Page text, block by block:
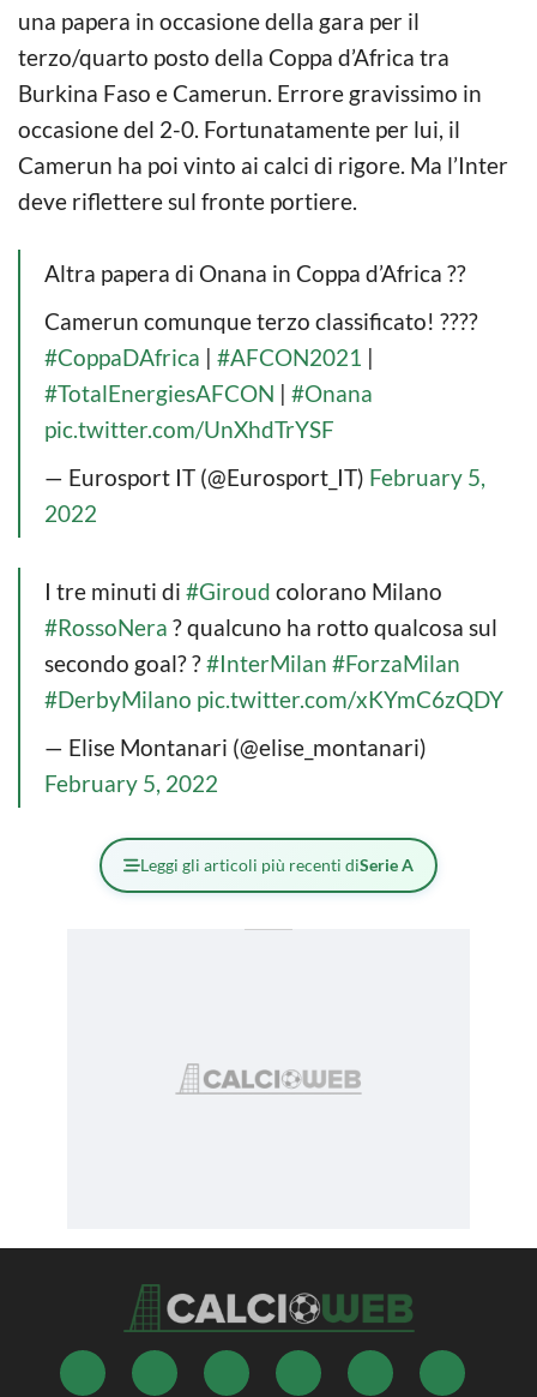
una papera in occasione della gara per il
terzo/quarto posto della Coppa d’Africa tra
Burkina Faso e Camerun. Errore gravissimo in
occasione del 2-0. Fortunatamente per lui, il
Camerun ha poi vinto ai calci di rigore. Ma l’Inter
deve riflettere sul fronte portiere.
Altra papera di Onana in Coppa d’Africa ??
Camerun comunque terzo classificato! ?‍???
#CoppaDAfrica | #AFCON2021 |
#TotalEnergiesAFCON | #Onana
pic.twitter.com/UnXhdTrYSF
— Eurosport IT (@Eurosport_IT) February 5,
2022
I tre minuti di #Giroud colorano Milano
#RossoNera ? qualcuno ha rotto qualcosa sul
secondo goal? ?#InterMilan #ForzaMilan
#DerbyMilano pic.twitter.com/xKYmC6zQDY
— Elise Montanari (@elise_montanari)
February 5, 2022
Leggi gli articoli più recenti diSerie A